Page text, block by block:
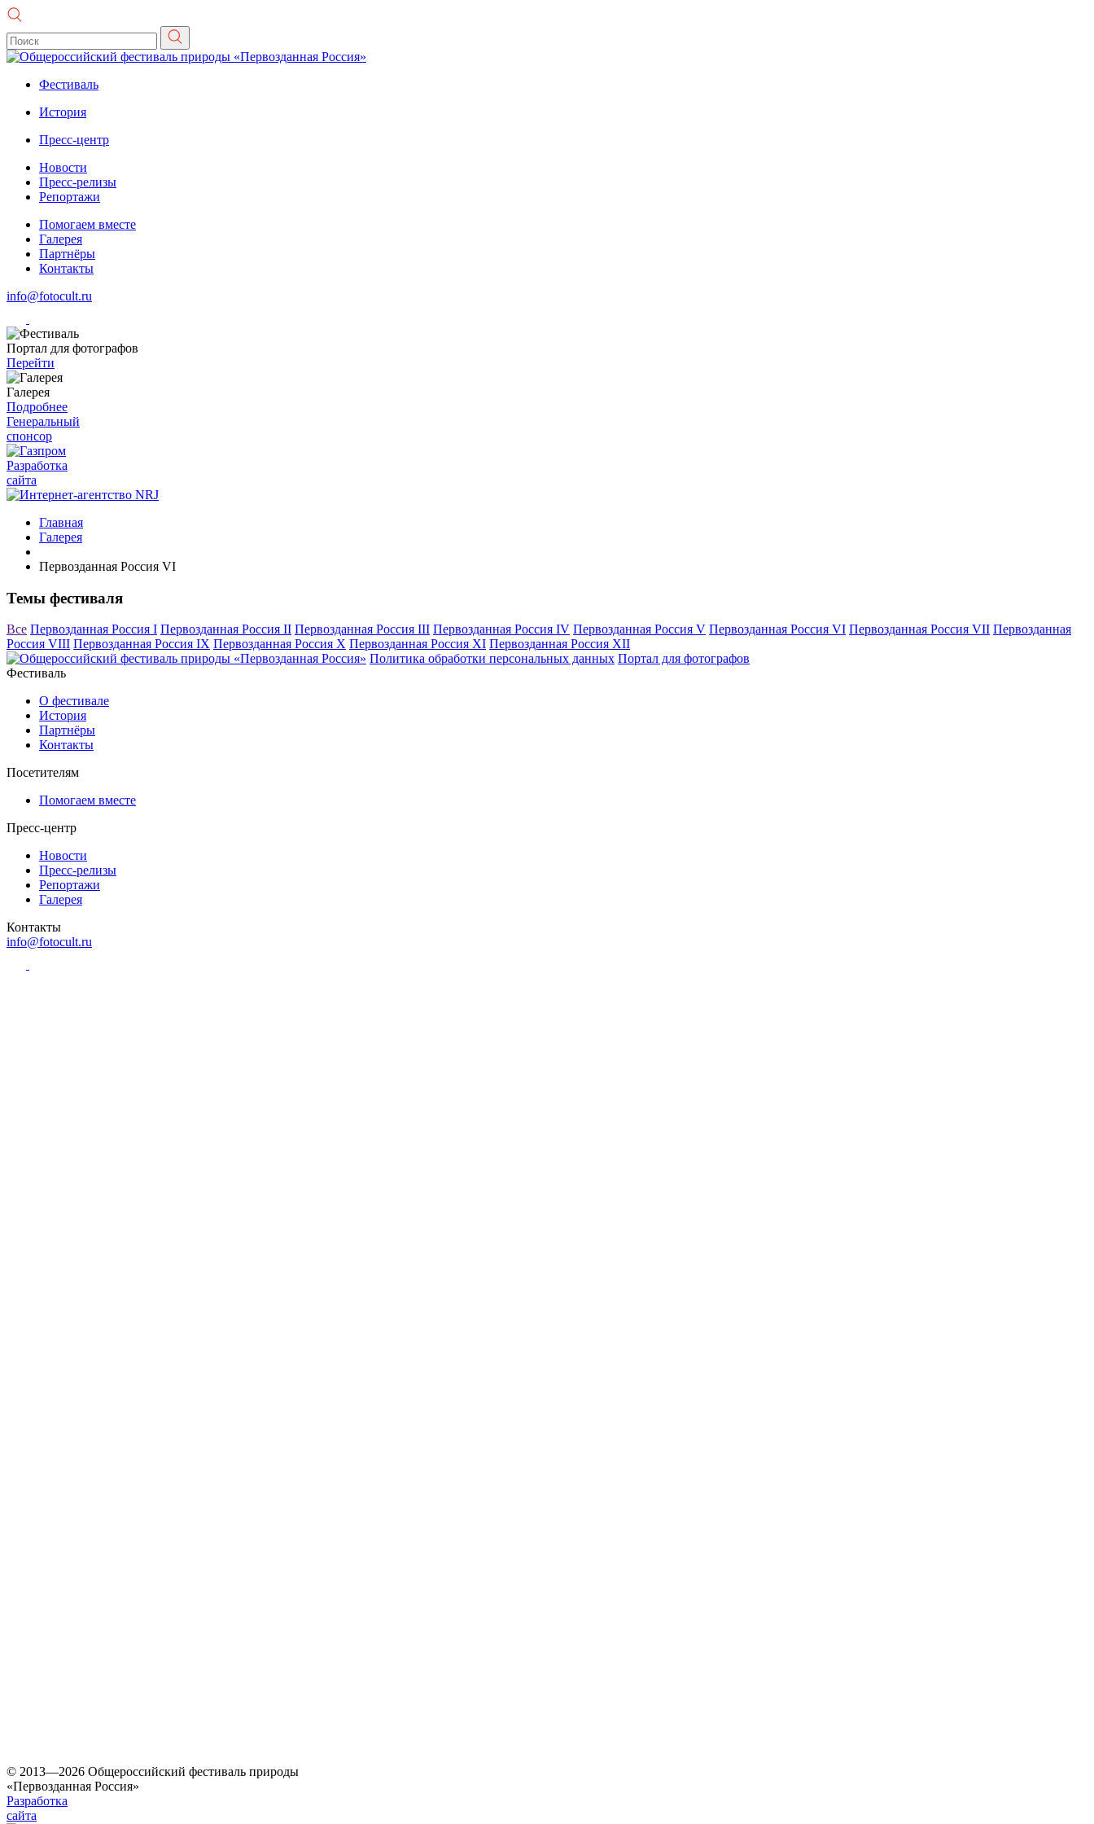
Фестиваль
История
Пресс-центр
Новости
Пресс-релизы
Репортажи
Помогаем вместе
Галерея
Партнёры
Контакты
info@fotocult.ru
Портал для фотографов
Перейти
Галерея
Подробнее
Генеральный
спонсор
Разработка
сайта
Главная
Галерея
Первозданная Россия VI
Темы фестиваля
Все Первозданная Россия I Первозданная Россия II Первозданная Россия III Первозданная Россия IV Первозданная Россия V Первозданная Россия VI Первозданная Россия VII Первозданная
Россия VIII Первозданная Россия IX Первозданная Россия X Первозданная Россия XI Первозданная Россия XII
Политика обработки персональных данных Портал для фотографов
Фестиваль
О фестивале
История
Партнёры
Контакты
Посетителям
Помогаем вместе
Пресс-центр
Новости
Пресс-релизы
Репортажи
Галерея
Контакты
info@fotocult.ru
© 2013—2026 Общероссийский фестиваль природы
«Первозданная Россия»
Разработка
сайта